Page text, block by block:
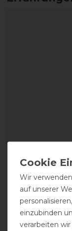
Wir
auf unserer
einzubinden
verarbeiten